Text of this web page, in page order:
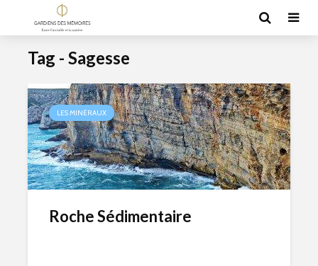
Tag - Sagesse
LES MINÉRAUX
Roche Sédimentaire